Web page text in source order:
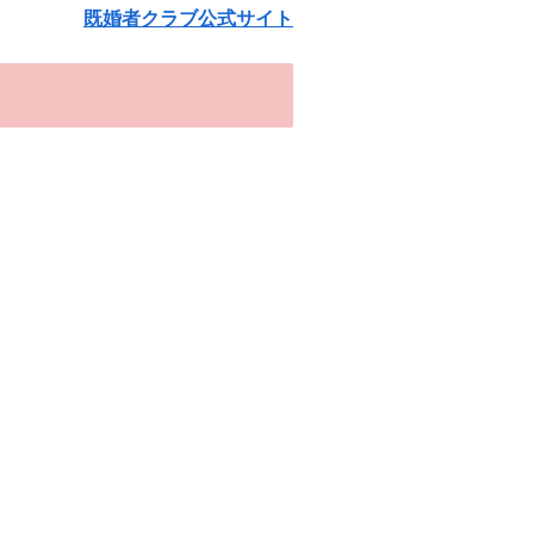
既婚者クラブ公式サイト